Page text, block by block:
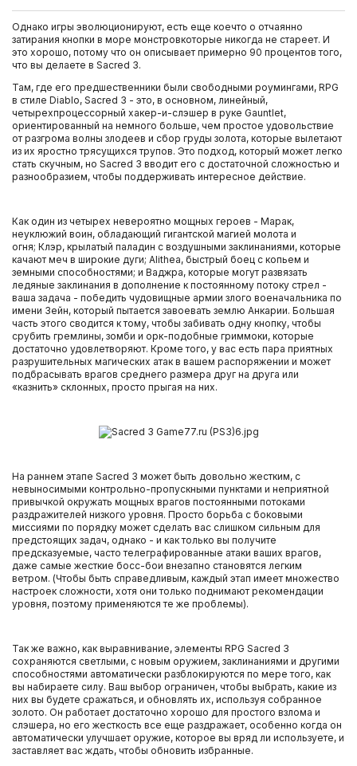
Однако игры эволюционируют, есть еще коечто о отчаянно
затирания кнопки в море монстровкоторые никогда не стареет. И
это хорошо, потому что он описывает примерно 90 процентов того,
что вы делаете в Sacred 3.
Там, где его предшественники были свободными роумингами, RPG
в стиле Diablo, Sacred 3 - это, в основном, линейный,
четырехпроцессорный хакер-и-слэшер в руке Gauntlet,
ориентированный на немного больше, чем простое удовольствие
от разгрома волны злодеев и сбор груды золота, которые вылетают
из их яростно трясущихся трупов. Это подход, который может легко
стать скучным, но Sacred 3 вводит его с достаточной сложностью и
разнообразием, чтобы поддерживать интересное действие.
Как один из четырех невероятно мощных героев - Марак,
неуклюжий воин, обладающий гигантской магией молота и
огня; Клэр, крылатый паладин с воздушными заклинаниями, которые
качают меч в широкие дуги; Alithea, быстрый боец с копьем и
земными способностями; и Ваджра, которые могут развязать
ледяные заклинания в дополнение к постоянному потоку стрел -
ваша задача - победить чудовищные армии злого военачальника по
имени Зейн, который пытается завоевать землю Анкарии. Большая
часть этого сводится к тому, чтобы забивать одну кнопку, чтобы
срубить гремлины, зомби и орк-подобные гриммоки, которые
достаточно удовлетворяют. Кроме того, у вас есть пара приятных
разрушительных магических атак в вашем распоряжении и может
подбрасывать врагов среднего размера друг на друга или
«казнить» склонных, просто прыгая на них.
На раннем этапе Sacred 3 может быть довольно жестким, с
невыносимыми контрольно-пропускными пунктами и неприятной
привычкой окружать мощных врагов постоянными потоками
раздражителей низкого уровня. Просто борьба с боковыми
миссиями по порядку может сделать вас слишком сильным для
предстоящих задач, однако - и как только вы получите
предсказуемые, часто телеграфированные атаки ваших врагов,
даже самые жесткие босс-бои внезапно становятся легким
ветром. (Чтобы быть справедливым, каждый этап имеет множество
настроек сложности, хотя они только поднимают рекомендации
уровня, поэтому применяются те же проблемы).
Так же важно, как выравнивание, элементы RPG Sacred 3
сохраняются светлыми, с новым оружием, заклинаниями и другими
способностями автоматически разблокируются по мере того, как
вы набираете силу. Ваш выбор ограничен, чтобы выбрать, какие из
них вы будете сражаться, и обновлять их, используя собранное
золото. Он работает достаточно хорошо для простого взлома и
слэшера, но его жесткость все еще раздражает, особенно когда он
автоматически улучшает оружие, которое вы вряд ли используете, и
заставляет вас ждать, чтобы обновить избранные.